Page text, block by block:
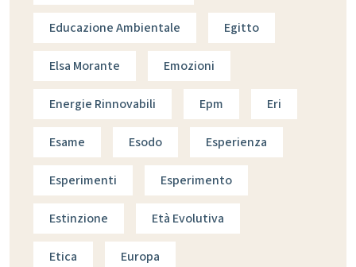
Educazione Ambientale Egitto
Elsa Morante Emozioni
Energie Rinnovabili Epm Eri
Esame Esodo Esperienza
Esperimenti Esperimento
Estinzione Età Evolutiva
Etica Europa